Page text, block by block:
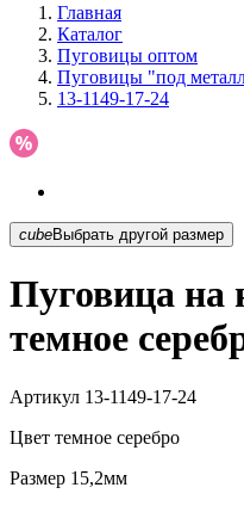
Главная
Каталог
Пуговицы оптом
Пуговицы "под
13-1149-17-24
cubeВыбрать другой размер
Пуговица на
темное
Артикул 13-1149-17-24
Цвет темное серебро
Размер 15,2мм